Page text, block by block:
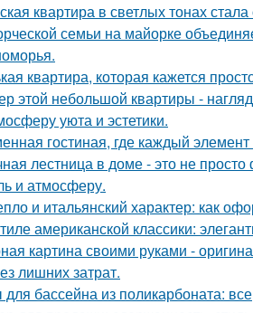
квартира в светлых тонах
семьи на майорке
квартира, которая кажется
этой небольшой квартиры -
уюта и эстетики.
гостиная, где каждый
лестница в доме - это не
и атмосферу.
и итальянский характер: как
американской классики:
картина своими руками -
лишних затрат.
бассейна из поликарбоната: